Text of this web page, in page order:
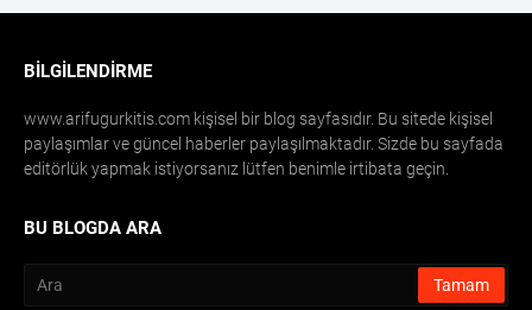
BILGILENDIRME
www.arifugurkitis.com kişisel bir blog sayfasıdır. Bu sitede kişisel
paylaşımlar ve güncel haberler paylaşılmaktadır. Sizde bu sayfada
editörlük yapmak istiyorsanız lütfen benimle irtibata geçin.
BU BLOGDA ARA